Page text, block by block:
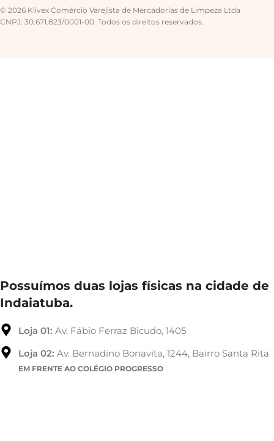
© 2026 Klivex Comércio Varejista de Mercadorias de Limpeza Ltda
CNPJ: 30.671.823/0001-00. Todos os direitos reservados.
Possuímos duas lojas físicas na cidade de
Indaiatuba.
Loja 01: Av. Fábio Ferraz Bicudo, 1405
Loja 02: Av. Bernadino Bonavita, 1244, Bairro Santa Rita
EM FRENTE AO COLÉGIO PROGRESSO